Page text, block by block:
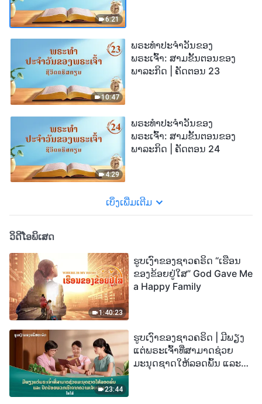
6:21
10:47
ພຣະທຳປະຈຳວັນຂອງ
ພຣະເຈົ້າ: ສາມຂັ້ນຕອນຂອງ
ພາລະກິດ | ຄັດຕອນ 23
4:29
ພຣະທຳປະຈຳວັນຂອງ
ພຣະເຈົ້າ: ສາມຂັ້ນຕອນຂອງ
ພາລະກິດ | ຄັດຕອນ 24
ເບິ່ງເພີ່ມເຕີມ
ວິດີໂອພິເສດ
1:40:23
ຮູບເງົາຂອງຊາວຄຣິດ “ເຮືອນ
ຂອງຂ້ອຍຢູ່ໃສ” God Gave Me
a Happy Family
23:44
ຮູບເງົາຂອງຊາວຄຣິດ | ມີພຽງ
ແຕ່ພຣະເຈົ້າທີ່ສາມາດຊ່ວຍ
ມະນຸດຊາດໃຫ້ລອດພົ້ນ ແລະ